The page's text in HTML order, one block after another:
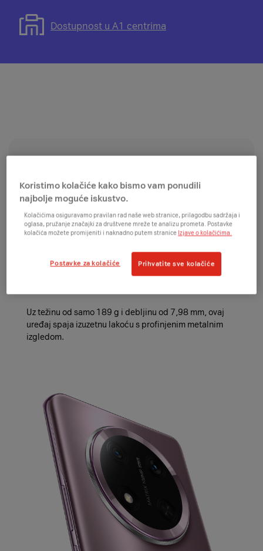
rate
o
besplatnoj
modal
o
Otvorit
modal
centrima
Dostupnost u A1 centrima
HONOR Magic7 Lite na sebi ima završni sloj od titanija
Uz težinu od samo 189 g i debljinu od 7,98 mm, ovaj
uređaj spaja izuzetnu lakoću s profinjenim metalnim
izgledom.
Koristimo kolačiće kako bismo vam ponudili
najbolje moguće iskustvo.
Kolačićima osiguravamo pravilan rad naše web stranice, prilagodbu sadržaja i
oglasa, pružanje značajki za društvene mreže te analizu prometa. Postavke
kolačića možete promijeniti i naknadno putem stranice Izjave o kolačićima.
Postavke za kolačiće Prihvatite sve kolačiće